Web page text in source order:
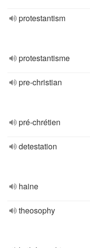
protestantism
protestantisme
pre-christian
pré-chrétien
detestation
haine
theosophy